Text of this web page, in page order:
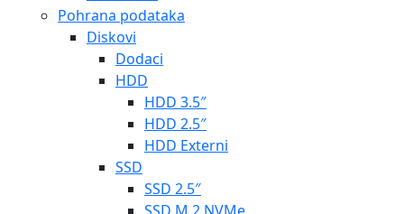
Pohrana podataka
Diskovi
Dodaci
HDD
HDD 3.5″
HDD 2.5″
HDD Externi
SSD
SSD 2.5″